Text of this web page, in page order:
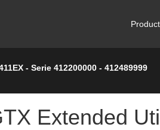
- Serie 412200000 - 412489999
Extended